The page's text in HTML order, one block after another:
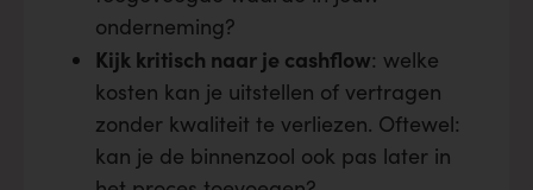
onderneming?
Kijk kritisch naar je cashflow: welke
kosten kan je uitstellen of vertragen
zonder kwaliteit te verliezen. Oftewel:
kan je de binnenzool ook pas later in